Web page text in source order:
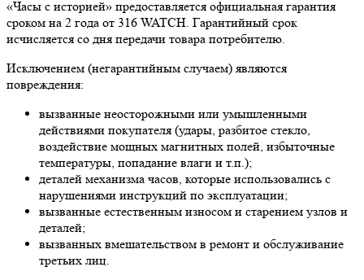
«Часы с историей» предоставляется официальная гарантия
сроком на 2 года от 316 WATCH. Гарантийный срок
исчисляется со дня передачи товара потребителю.
Исключением (негарантийным случаем) являются
повреждения:
вызванные неосторожными или умышленными
действиями покупателя (удары, разбитое стекло,
воздействие мощных магнитных полей, избыточные
температуры, попадание влаги и т.п.);
деталей механизма часов, которые использовались с
нарушениями инструкций по эксплуатации;
вызванные естественным износом и старением узлов и
деталей;
вызванных вмешательством в ремонт и обслуживание
третьих лиц.